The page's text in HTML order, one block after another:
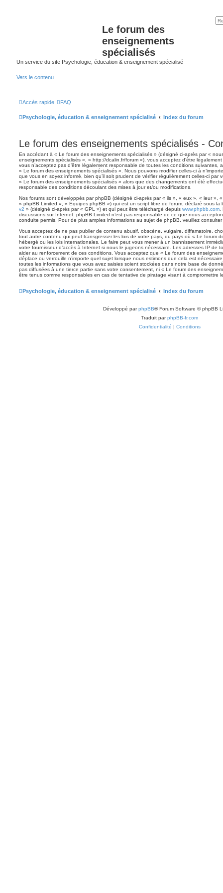
Le forum des
enseignements
spécialisés
Un service du site Psychologie, éducation & enseignement spécialisé
Vers le contenu
Accès rapide FAQ
Psychologie, éducation & enseignement spécialisé Index du forum
Le forum des enseignements spécialisés -
En accédant à « Le forum des enseignements spécialisés » (désigné ci-après par «
enseignements spécialisés », « http://dcalin.fr/forum »), vous acceptez d’être
vous n’acceptez pas d’être légalement responsable de toutes les conditions suivantes,
« Le forum des enseignements spécialisés ». Nous pouvons modifier celles-ci à
que vous en soyez informé, bien qu’il soit prudent de vérifier régulièrement celles-ci par
« Le forum des enseignements spécialisés » alors que des changements ont été
responsable des conditions découlant des mises à jour et/ou modifications.
Nos forums sont développés par phpBB (désigné ci-après par « ils », « eux », « leur »,
« phpBB Limited », « Équipes phpBB ») qui est un script libre de forum, déclaré sous la
v2 » (désigné ci-après par « GPL ») et qui peut être téléchargé depuis www.phpbb.com
discussions sur Internet. phpBB Limited n’est pas responsable de ce que nous
conduite permis. Pour de plus amples informations au sujet de phpBB, veuillez
Vous acceptez de ne pas publier de contenu abusif, obscène, vulgaire, diffamatoire,
tout autre contenu qui peut transgresser les lois de votre pays, du pays où « Le forum
hébergé ou les lois internationales. Le faire peut vous mener à un bannissement
votre fournisseur d’accès à Internet si nous le jugeons nécessaire. Les adresses IP de
aider au renforcement de ces conditions. Vous acceptez que « Le forum des
déplace ou verrouille n’importe quel sujet lorsque nous estimons que cela est
toutes les informations que vous avez saisies soient stockées dans notre base de
pas diffusées à une tierce partie sans votre consentement, ni « Le forum des
être tenus comme responsables en cas de tentative de piratage visant à compromettre
Psychologie, éducation & enseignement spécialisé Index du forum
Développé parphpBB® Forum Software © phpBB
Traduit parphpBB-fr.com
Confidentialité | Conditions